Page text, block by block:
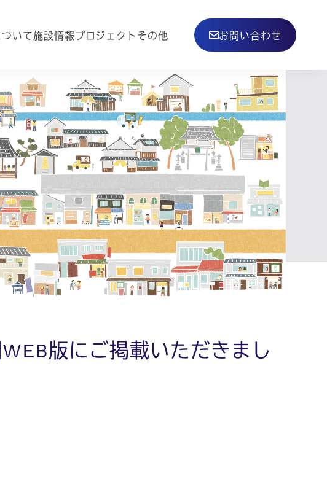
いて施設情報プロジェクトその他 お問い合わせ
版にご掲載いただきまし